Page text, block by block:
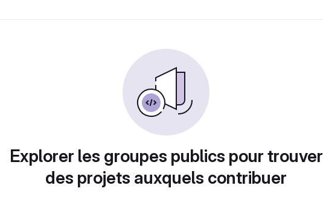
Explorer les groupes publics pour trouver
des projets auxquels contribuer